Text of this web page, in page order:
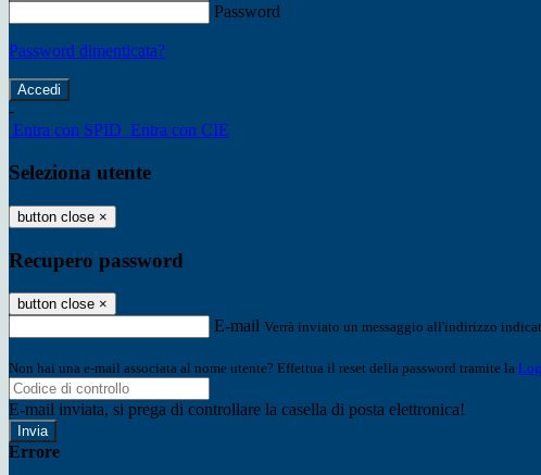
Password
Password dimenticata?
-
Entra con SPID Entra con CIE
Seleziona utente
button close ×
Recupero password
button close ×
E-mail Verrà inviato un messaggio all'indirizzo
Non hai una e-mail associata al nome utente? Effettua il reset della password tramite la
E-mail inviata, si prega di controllare la casella di posta elettronica!
Errore